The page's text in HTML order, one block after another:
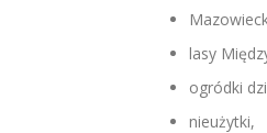
lasy
ogródki
nieużytki,